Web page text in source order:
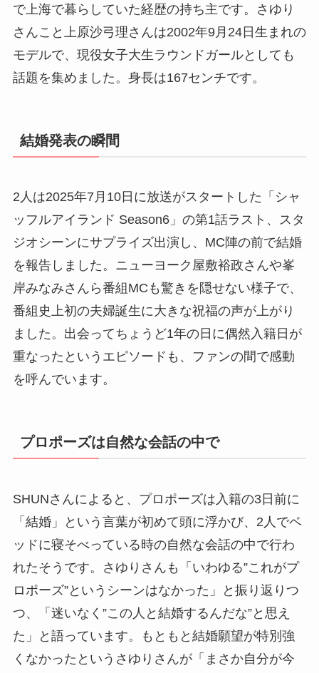
で上海で暮らしていた経歴の持ち主です。さゆり
さんこと上原沙弓理さんは2002年9月24日生まれの
モデルで、現役女子大生ラウンドガールとしても
話題を集めました。身長は167センチです。
結婚発表の瞬間
2人は2025年7月10日に放送がスタートした「シャ
ッフルアイランド Season6」の第1話ラスト、スタ
ジオシーンにサプライズ出演し、MC陣の前で結婚
を報告しました。ニューヨーク屋敷裕政さんや峯
岸みなみさんら番組MCも驚きを隠せない様子で、
番組史上初の夫婦誕生に大きな祝福の声が上がり
ました。出会ってちょうど1年の日に偶然入籍日が
重なったというエピソードも、ファンの間で感動
を呼んでいます。
プロポーズは自然な会話の中で
SHUNさんによると、プロポーズは入籍の3日前に
「結婚」という言葉が初めて頭に浮かび、2人でベ
ッドに寝そべっている時の自然な会話の中で行わ
れたそうです。さゆりさんも「いわゆる”これがプ
ロポーズ”というシーンはなかった」と振り返りつ
つ、「迷いなく”この人と結婚するんだな”と思え
た」と語っています。もともと結婚願望が特別強
くなかったというさゆりさんが「まさか自分が今